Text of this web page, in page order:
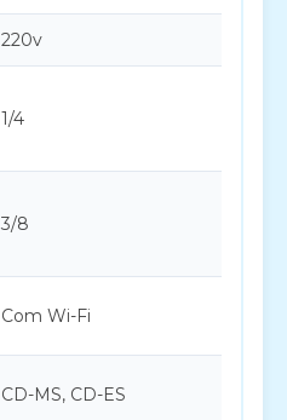
220v
1/4
3/8
Com Wi-Fi
CD-MS, CD-ES